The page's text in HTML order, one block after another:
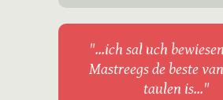
"...ich sal uch
Mastreegs de beste
taulen is..."